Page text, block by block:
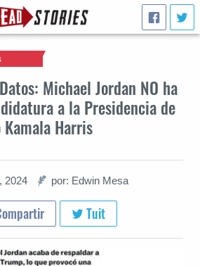
Michael Jordan NO ha
a la Presidencia de
Harris
2024 por: Edwin Mesa
Tuit